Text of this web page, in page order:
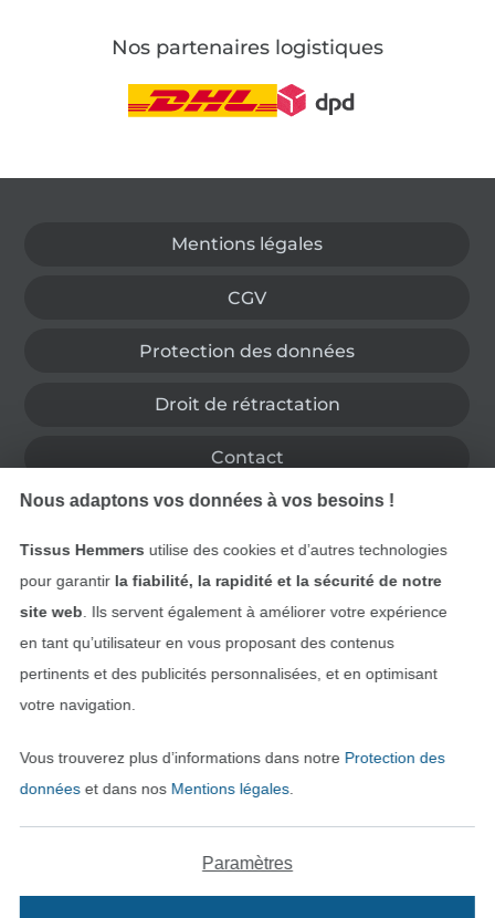
Nos partenaires logistiques
Mentions légales
CGV
Protection des données
Droit de rétractation
Contact
Trouvez plus d’idées
Nous adaptons vos données à vos besoins !
Tissus Hemmers utilise des cookies et d’autres technologies
pour garantir la fiabilité, la rapidité et la sécurité de notre
site web . Ils servent également à améliorer votre expérience
en tant qu’utilisateur en vous proposant des contenus
pertinents et des publicités personnalisées, et en optimisant
votre navigation.
Vous trouverez plus d’informations dans notre Protection des
donnéeset dans nos Mentions légales.
Paramètres